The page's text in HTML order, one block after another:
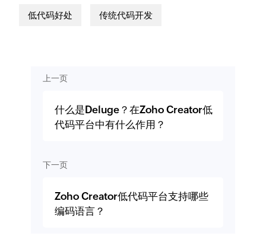
低代码好处 传统代码开发
上一页
什么是Deluge？在Zoho Creator低
代码平台中有什么作用？
下一页
Zoho Creator低代码平台支持哪些
编码语言？